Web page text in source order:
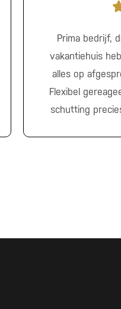
Prima bedrijf,
vakantiehuis
alles op
Flexibel
schutting